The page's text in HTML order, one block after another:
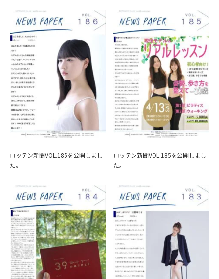
ロッテン新聞VOL.185を公開しまし
た。
ロッテン新聞VOL.185を公開しまし
た。